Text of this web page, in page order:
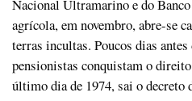
Nacional Ultramarino e do
agrícola, em novembro, abre-se
terras incultas. Poucos dias
pensionistas conquistam o
último dia de 1974, sai o decreto